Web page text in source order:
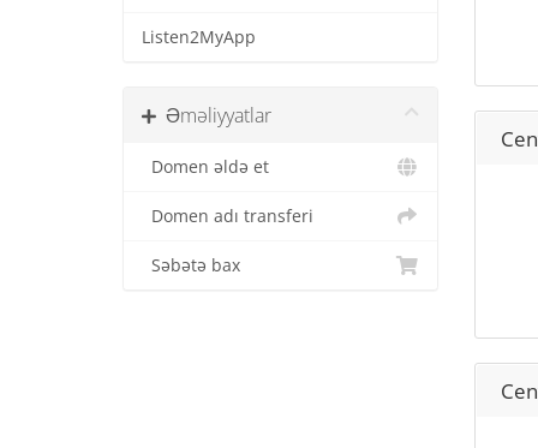
Listen2MyApp
Əməliyyatlar
Domen əldə et
Domen adı transferi
Səbətə bax